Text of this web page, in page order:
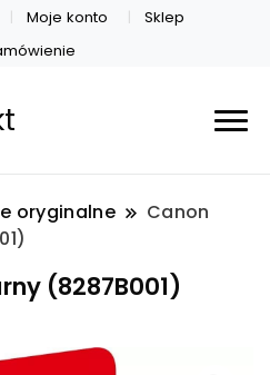
Moje konto
Sklep
oryginalne
Canon
(8287B001)